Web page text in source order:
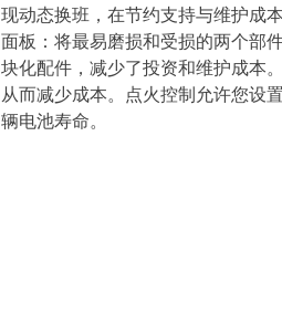
现动态换班，在节约支持与维护成
面板：将最易磨损和受损的两个部
块化配件，减少了投资和维护成本
从而减少成本。点火控制允许您设
辆电池寿命。